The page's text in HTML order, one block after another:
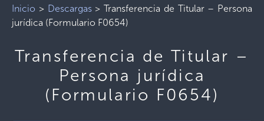
Inicio > Descargas> Transferencia de Titular – Persona
jurídica (Formulario F0654)
Transferencia de Titular –
Persona jurídica
(Formulario F0654)